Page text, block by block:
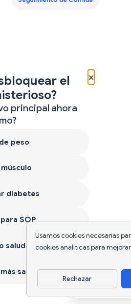
Usamos cookies necesarias
cookies analíticas para
Rechazar
Descargar
×
el
principal ahora
peso
diabetes
SOP
saludable
sano